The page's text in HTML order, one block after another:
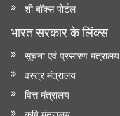
शी बॉक्स पोर्टल
भारत सरकार के लिंक्‍स
सूचना एवं प्रसारण मंत्रालय
वस्त्र मंत्रालय
वित्त मंत्रालय